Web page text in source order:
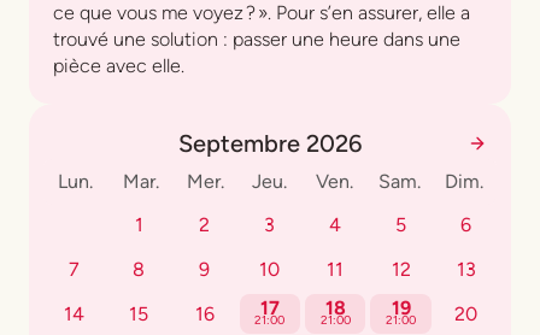
ce que vous me voyez ? ». Pour s’en assurer, elle a
trouvé une solution : passer une heure dans une
pièce avec elle.
Septembre 2026
Lun. Mar. Mer. Jeu. Ven. Sam.
Dim.
1
2 3 4 5
6
7
8 9 10 11 12
13
14
15 16 17
21:00
18
21:00
19
21:00
20